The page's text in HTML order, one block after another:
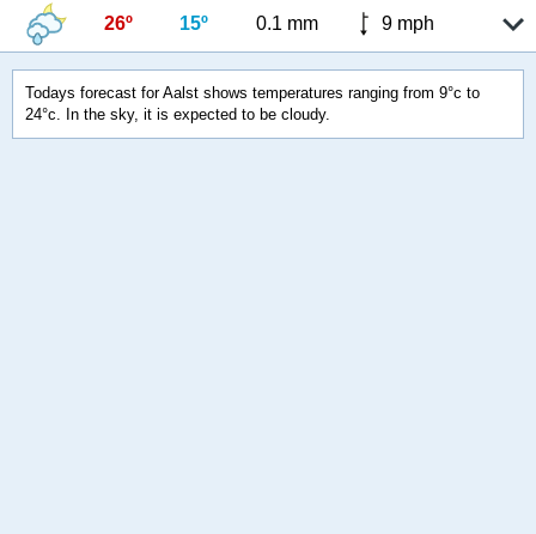
26º 15º 0.1 mm 9 mph
Todays forecast for Aalst shows temperatures ranging from 9°c to
24°c. In the sky, it is expected to be cloudy.